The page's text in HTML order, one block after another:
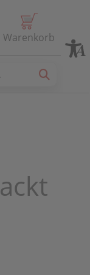
Warenkorb